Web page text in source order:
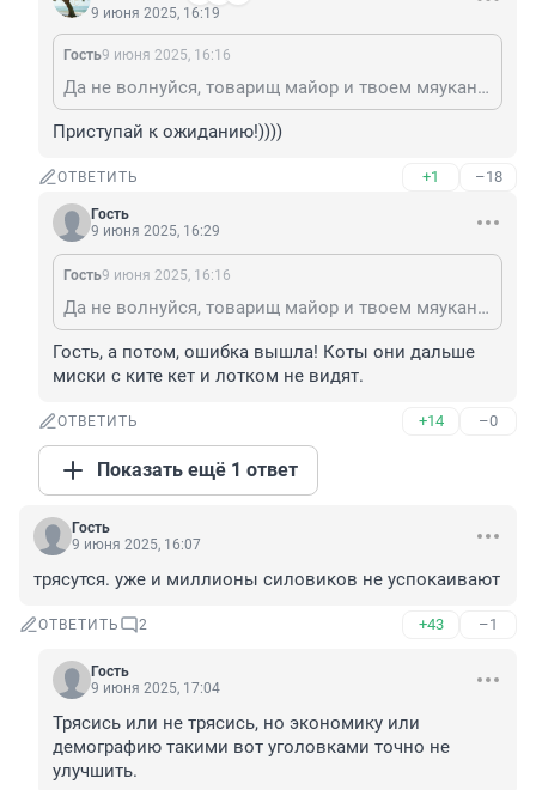
9 июня 2025, 16:19
Гость9 июня 2025, 16:16
Да не волнуйся, товарищ майор и твоем мяуканье,когда нибудь найдет статью, нужно только подождать
Приступай к ожиданию!))))
ОТВЕТИТЬ +1 –18
Гость
9 июня 2025, 16:29
Гость9 июня 2025, 16:16
Да не волнуйся, товарищ майор и твоем мяуканье,когда нибудь найдет статью, нужно только подождать
Гость, а потом, ошибка вышла! Коты они дальше
миски с ките кет и лотком не видят.
ОТВЕТИТЬ +14 –0
Показать ещё 1 ответ
Гость
9 июня 2025, 16:07
трясутся. уже и миллионы силовиков не успокаивают
ОТВЕТИТЬ 2 +43 –1
Гость
9 июня 2025, 17:04
Трясись или не трясись, но экономику или
демографию такими вот уголовками точно не
улучшить.